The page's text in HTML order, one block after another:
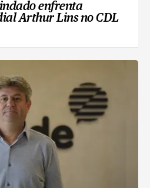
enfrenta
Arthur Lins no CDL